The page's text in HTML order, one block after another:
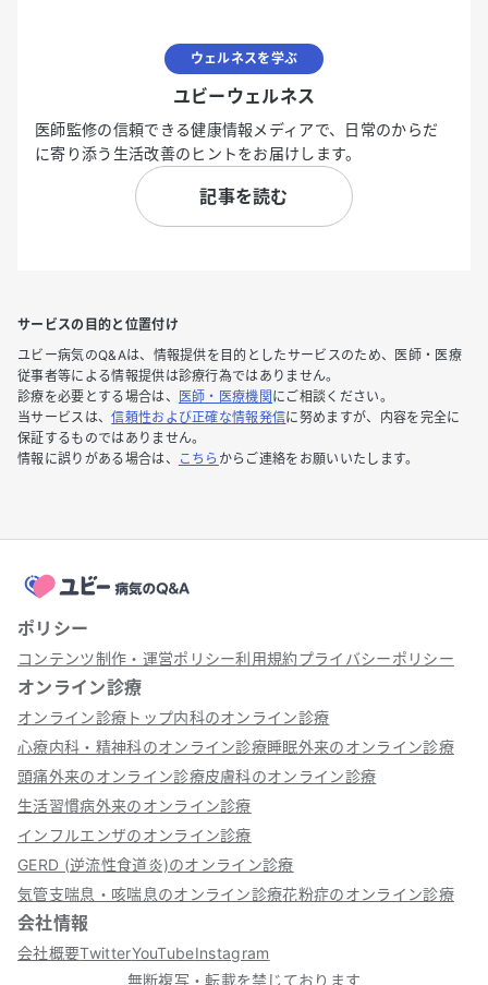
ウェルネスを学ぶ
ユビーウェルネス
医師監修の信頼できる健康情報メディアで、日常のからだ
に寄り添う生活改善のヒントをお届けします。
記事を読む
サービスの目的と位置付け
ユビー病気のQ&Aは、情報提供を目的としたサービスのため、医師・医療
従事者等による情報提供は診療行為ではありません。
診療を必要とする場合は、
医師・医療機関 にご相談ください。
当サービスは、信頼性および正確な情報発信に努めますが、内容を完全に
保証するものではありません。
情報に誤りがある場合は、
こちら からご連絡をお願いいたします。
ポリシー
コンテンツ制作・運営ポリシー利用規約プライバシーポリシー
オンライン診療
オンライン診療トップ内科のオンライン診療
心療内科・精神科のオンライン診療睡眠外来のオンライン診療
頭痛外来のオンライン診療皮膚科のオンライン診療
生活習慣病外来のオンライン診療
インフルエンザのオンライン診療
GERD (逆流性食道炎)のオンライン診療
気管支喘息・咳喘息のオンライン診療花粉症のオンライン診療
会社情報
会社概要TwitterYouTubeInstagram
無断複写・転載を禁じております